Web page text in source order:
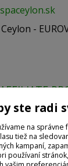
-
AFFILIATE
platby:
ste radi
na správne
tiež na
kampaní,
používaní